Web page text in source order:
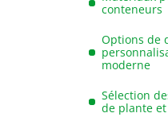
conteneurs
Options de
moderne
Sélection
de plante